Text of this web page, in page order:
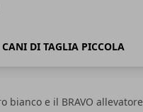
CANI DI TAGLIA PICCOLA
bianco e il BRAVO allevatore